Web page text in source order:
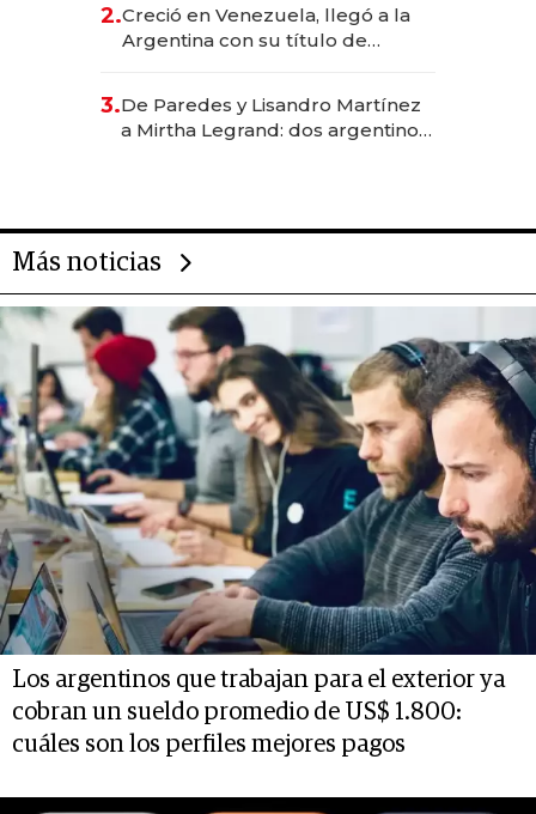
2.Creció en Venezuela, llegó a la
Argentina con su título de
las marcas "fast premium"
3.De Paredes y Lisandro Martínez
a Mirtha Legrand: dos argentinos
Más noticias
Los argentinos que trabajan para el exterior ya
cobran un sueldo promedio de US$ 1.800:
cuáles son los perfiles mejores pagos